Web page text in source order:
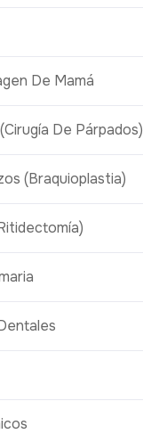
De Mamá
De Párpados)
(Braquioplastia)